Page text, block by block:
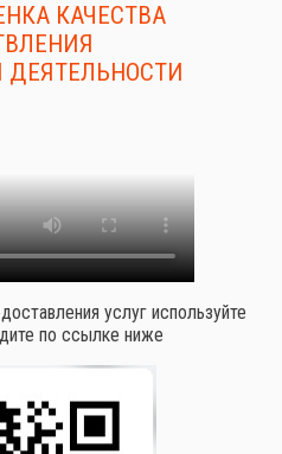
КАЧЕСТВА
ДЕЯТЕЛЬНОСТИ
услуг используйте
по ссылке ниже